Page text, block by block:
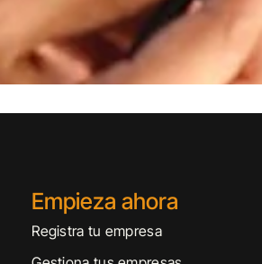
Empieza ahora
Registra tu empresa